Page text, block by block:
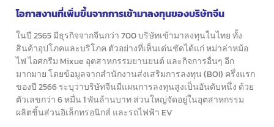
โอกาสงานที่เพิ่มขึ้นจากการเข้ามาลงทุนของบริษัทจีน
ในปี 2565 มีธุรกิจจากจีนกว่า 700 บริษัทเข้ามาลงทุนในไทยทั้ง
สินค้าอุปโภคและบริโภค ตัวอย่างที่เห็นเด่นชัดได้แก่ หม่าล่าหม้อ
ไฟไอศกรีม Mixue อุตสาหกรรมยานยนต์ และกิจการอื่นๆ อีก
มากมายโดยข้อมูลจากสำนักงานส่งเสริมการลงทุน (BOI) ครึ่งแรก
ของปี 2566ระบุว่าบริษัทจีนมีแผนการลงทุนสูงเป็นอันดับหนึ่ง ด้วย
ตัวเลขกว่า 6 หมื่น 1 พันล้านบาทส่วนใหญ่จัดอยู่ในอุตสาหกรรม
ผลิตชิ้นส่วนอิเล็กทรอนิกส์ และรถไฟฟ้า EV